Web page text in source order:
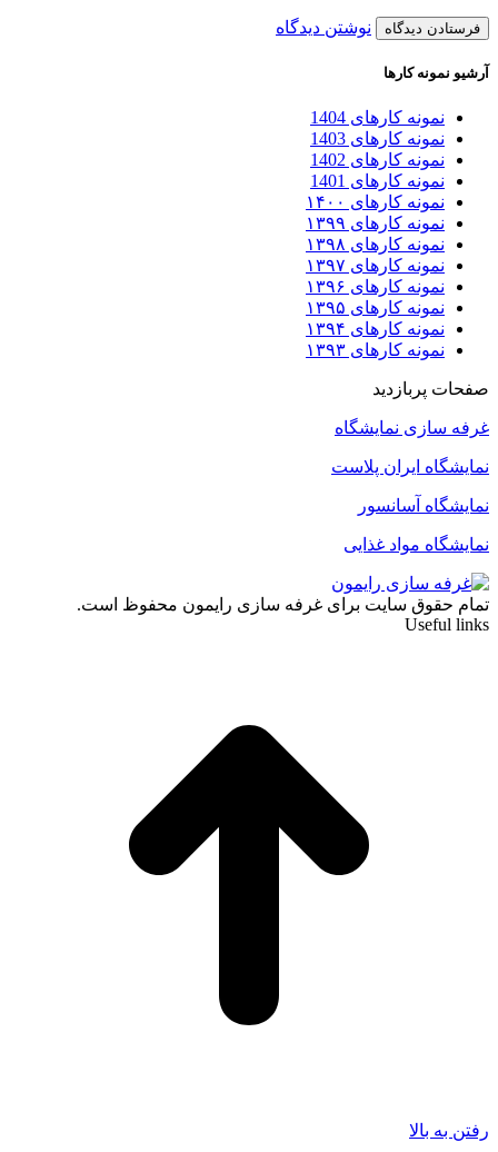
نوشتن دیدگاه
آرشیو نمونه کارها
نمونه کارهای 1404
نمونه کارهای 1403
نمونه کارهای 1402
نمونه کارهای 1401
نمونه کارهای ۱۴۰۰
نمونه کارهای ۱۳۹۹
نمونه کارهای ۱۳۹۸
نمونه کارهای ۱۳۹۷
نمونه کارهای ۱۳۹۶
نمونه کارهای ۱۳۹۵
نمونه کارهای ۱۳۹۴
نمونه کارهای ۱۳۹۳
صفحات پربازدید
غرفه سازی نمایشگاه
نمایشگاه ایران پلاست
نمایشگاه آسانسور
نمایشگاه مواد غذایی
تمام حقوق سایت برای غرفه سازی رایمون محفوظ است.
Useful links
رفتن به بالا